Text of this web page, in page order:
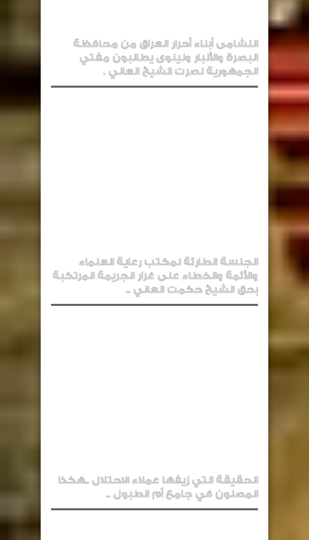
النشامى أبناء أحرار العراق من محافظة
البصرة والأنبار ونينوى يطالبون مفتي
الجمهورية نصرت الشيخ العاني .
الجلسة الطارئة لمكتب رعاية العلماء
والأئمة والخطاء على غرار الجريمة المرتكبة
بحق الشيخ حكمت العاني ..
الحقيقة التي زيفها عملاء الاحتلال ..هكذا
المصلون في جامع أم الطبول ..